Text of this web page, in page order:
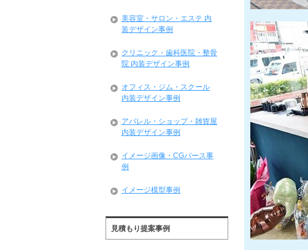
美容室・サロン・エステ 内
装デザイン事例
クリニック・歯科医院・整骨
院 内装デザイン事例
オフィス・ジム・スクール
内装デザイン事例
アパレル・ショップ・雑貨屋
内装デザイン事例
イメージ画像・CGパース事
例
イメージ模型事例
見積もり提案事例